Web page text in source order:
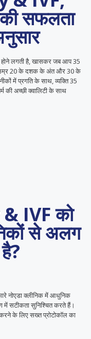
सफलता
होने लगती है, खासकर जब आप 35
उम्र 20 के दशक के अंत और 30 के
में प्रगति के साथ, व्यक्ति 35
की अच्छी क्वालिटी के साथ
IVF को
से अलग
नोएडा क्लीनिक में आधुनिक
सटीकता सुनिश्चित करते हैं।
के लिए सख्त प्रोटोकॉल का